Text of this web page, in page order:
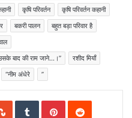
कृषि परिवर्तन
कृषि परिवर्तन कहानी
बकरी पालन
बहुत बड़ा परिवार है
बाद की राम जाने...।”
रशीद मियाँ
“नीम अंधेरे ”
StumbleUpon
TumblrPinterestReddit